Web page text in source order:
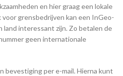
en hier graag een lokale
grensbedrijven kan een InGeo-
land interessant zijn. Zo betalen de
geen internationale
bevestiging per e-mail. Hierna kunt